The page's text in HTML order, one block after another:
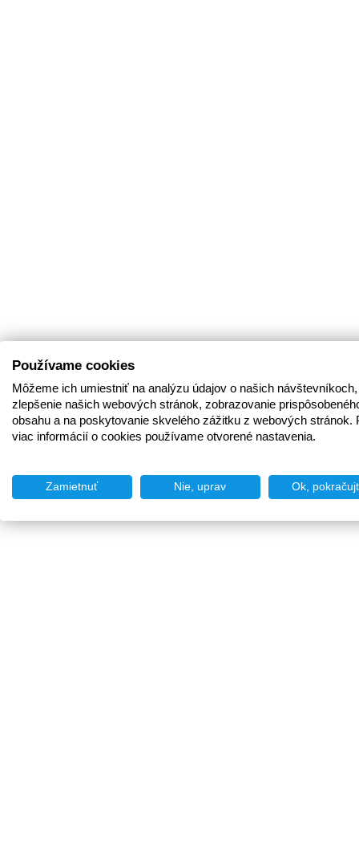
Používame cookies
Môžeme ich umiestniť na analýzu údajov o našich
zlepšenie našich webových stránok, zobrazovanie
obsahu a na poskytovanie skvelého zážitku z webových stránok.
viac informácií o cookies používame otvorené nastavenia.
Zamietnuť Nie, uprav Ok,